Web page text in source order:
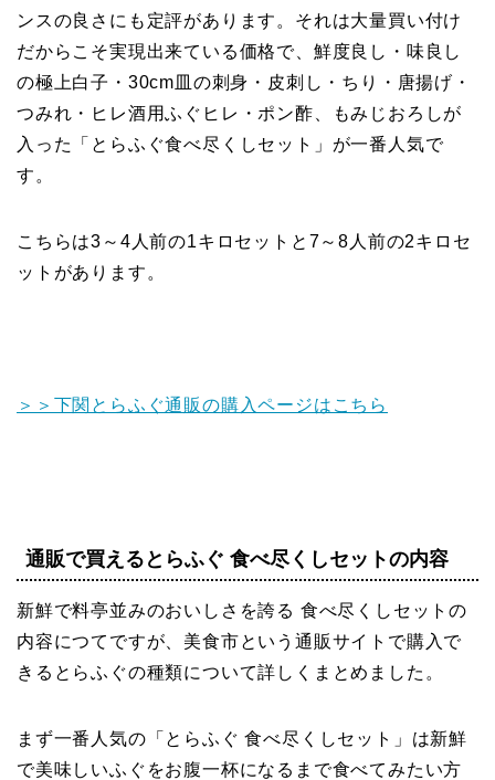
ンスの良さにも定評があります。それは大量買い付け
だからこそ実現出来ている価格で、 鮮度良し・味良し
の極上白子・30cm皿の刺身・皮刺し・ちり・唐揚げ・
つみれ・ヒレ酒用ふぐヒレ・ポン酢、もみじおろしが
入った「とらふぐ食べ尽くしセット」が一番人気で
す。
こちらは3～4人前の1キロセットと7～8人前の2キロセ
ット があります。
＞＞下関とらふぐ通販の購入ページはこちら
通販で買えるとらふぐ 食べ尽くしセットの内容
新鮮で料亭並みのおいしさを誇る 食べ尽くしセットの
内容につてですが、美食市という通販サイトで購入で
きるとらふぐの種類について詳しくまとめました。
まず一番人気の「とらふぐ 食べ尽くしセット」は新鮮
で美味しいふぐをお腹一杯になるまで食べてみたい方